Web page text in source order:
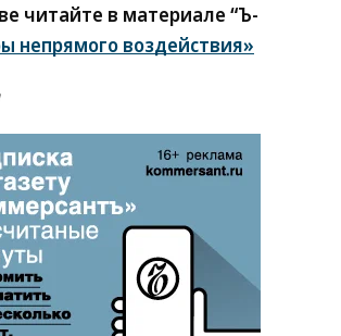
читайте в материале “Ъ-
непрямого воздействия»